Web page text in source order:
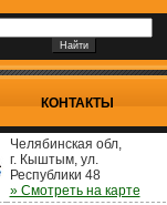
КОНТАКТЫ
Челябинская обл,
г. Кыштым, ул.
Республики 48
» Cмотреть на карте